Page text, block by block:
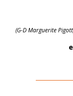
(G-D Marguerite